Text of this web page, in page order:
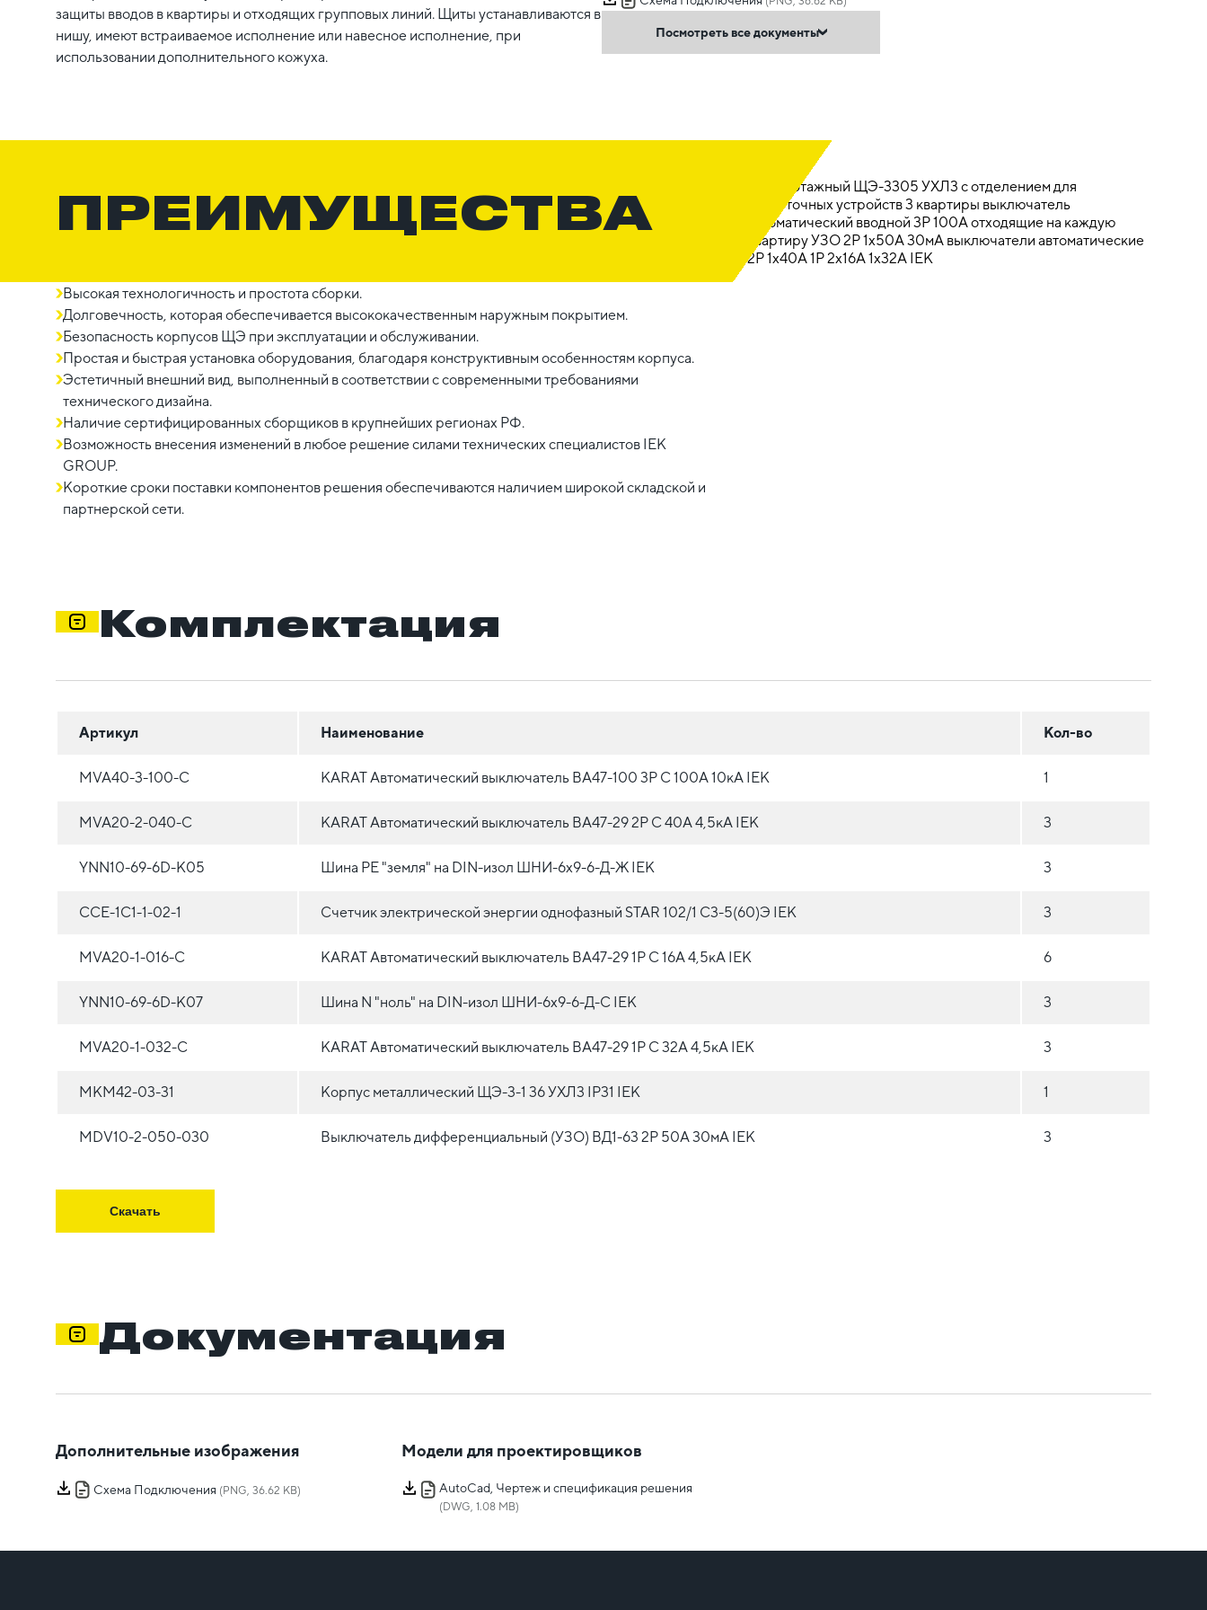
защиты вводов в квартиры и отходящих групповых линий. Щиты устанавливаются в
нишу, имеют встраиваемое исполнение или навесное исполнение, при
использовании дополнительного кожуха.
Посмотреть все документы
ПРЕИМУЩЕСТВА
Высокая технологичность и простота сборки.
Долговечность, которая обеспечивается высококачественным наружным покрытием.
Безопасность корпусов ЩЭ при эксплуатации и обслуживании.
Простая и быстрая установка оборудования, благодаря конструктивным особенностям корпуса.
Эстетичный внешний вид, выполненный в соответствии с современными требованиями
технического дизайна.
Наличие сертифицированных сборщиков в крупнейших регионах РФ.
Возможность внесения изменений в любое решение силами технических специалистов IEK
GROUP.
Короткие сроки поставки компонентов решения обеспечиваются наличием широкой складской и
партнерской сети.
Комплектация
Артикул Наименование Кол-во
MVA40-3-100-C KARAT Автоматический выключатель ВА47-100 3P C 100А 10кА IEK 1
MVA20-2-040-C KARAT Автоматический выключатель ВА47-29 2P C 40А 4,5кА IEK 3
YNN10-69-6D-K05 Шина PE "земля" на DIN-изол ШНИ-6х9-6-Д-Ж IEK 3
CCE-1C1-1-02-1 Счетчик электрической энергии однофазный STAR 102/1 C3-5(60)Э IEK 3
MVA20-1-016-C KARAT Автоматический выключатель ВА47-29 1P C 16А 4,5кА IEK 6
YNN10-69-6D-K07 Шина N "ноль" на DIN-изол ШНИ-6х9-6-Д-С IEK 3
MVA20-1-032-C KARAT Автоматический выключатель ВА47-29 1P C 32А 4,5кА IEK 3
MKM42-03-31 Корпус металлический ЩЭ-3-1 36 УХЛ3 IP31 IEK 1
MDV10-2-050-030 Выключатель дифференциальный (УЗО) ВД1-63 2Р 50А 30мА IEK 3
Скачать
Документация
Дополнительные изображения
Схема Подключения (PNG, 36.62 KB)
Модели для проектировщиков
AutoCad, Чертеж и спецификация решения
(DWG, 1.08 MB)